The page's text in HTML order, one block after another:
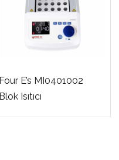
Four E’s MI0401002
Blok Isıtıcı